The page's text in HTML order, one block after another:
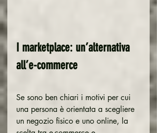
I marketplace: un’alternativa
all’e-commerce
Se sono ben chiari i motivi per cui
una persona è orientata a scegliere
un negozio fisico e uno online, la